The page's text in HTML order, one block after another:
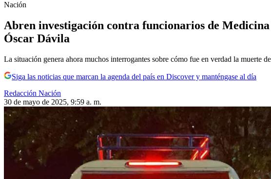
Nación
Abren investigación contra funcionarios de
Óscar Dávila
La situación genera ahora muchos interrogantes sobre cómo fue en verdad la muerte
Siga las noticias que marcan la agenda del país en Discover y manténgase al día
Redacción Nación
30 de mayo de 2025, 9:59 a. m.